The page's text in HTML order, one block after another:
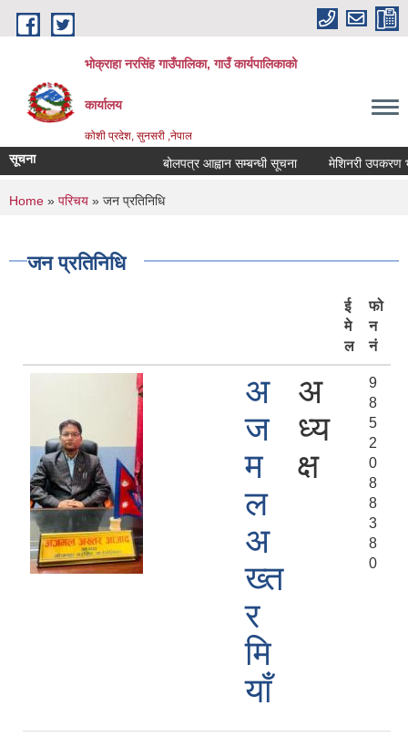
Skip to main content
भोक्राहा नरसिंह गाउँपालिका, गाउँ कार्यपालिकाको
कार्यालय
कोशी प्रदेश, सुनसरी ,नेपाल
सूचना बोलपत्र आह्वान सम्बन्धी सूचना मेशिनरी उपकरण
You are here
Home » परिचय » जन प्रतिनिधि
जन प्रतिनिधि
ई
मे
ल
फो
न
नं
अ
ज
म
ल
अ
ख्त
र
मि
याँ
अ
ध्य
क्ष
9
8
5
2
0
8
8
3
8
0